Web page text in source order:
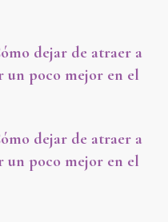
dejar de atraer a
un poco mejor en el
dejar de atraer a
un poco mejor en el